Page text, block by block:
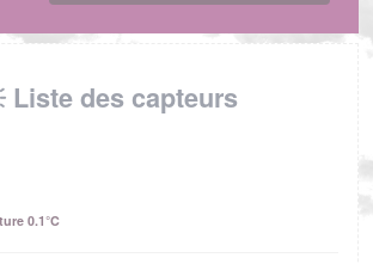
Liste des capteurs
0.1°C